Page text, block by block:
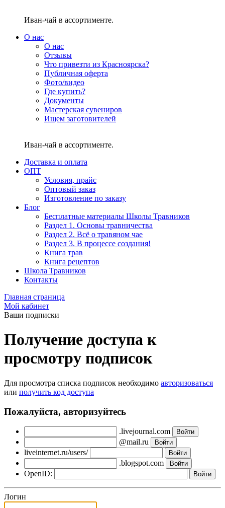
Иван-чай в ассортименте.
О нас
О нас
Отзывы
Что привезти из Красноярска?
Публичная оферта
Фото/видео
Где купить?
Документы
Мастерская сувениров
Ищем заготовителей
Иван-чай в ассортименте.
Доставка и оплата
ОПТ
Условия, прайс
Оптовый заказ
Изготовление по заказу
Блог
Бесплатные материалы Школы Травников
Раздел 1. Основы травничества
Раздел 2. Всё о травяном чае
Раздел 3. В процессе создания!
Книга трав
Книга рецептов
Школа Травников
Контакты
Главная страница
Мой кабинет
Ваши подписки
Получение доступа к
просмотру подписок
Для просмотра списка подписок необходимо авторизоваться
или получить код доступа
Пожалуйста, авторизуйтесь
.livejournal.com
@mail.ru
liveinternet.ru/users/
.blogspot.com
OpenID:
Логин